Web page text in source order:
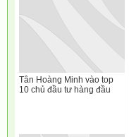
Tân Hoàng Minh vào top
10 chủ đầu tư hàng đầu